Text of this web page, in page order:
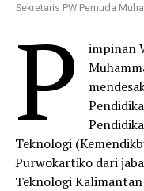
Sekretaris PW Pemuda
P
impinan
Teknologi
Purwokartiko dari
Teknologi